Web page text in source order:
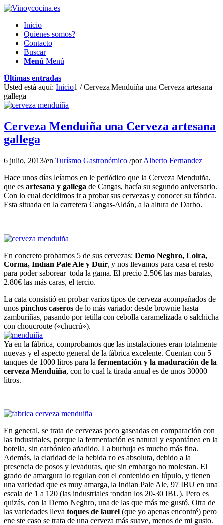
Inicio
Quienes somos?
Contacto
Buscar
Menú Menú
Últimas entradas
Usted está aquí: Inicio1 / Cerveza Menduiña una Cerveza artesana
gallega
Cerveza Menduiña una Cerveza artesana
gallega
6 julio, 2013/en Turísmo Gastronómico /porAlberto Fernandez
Hace unos días leíamos en le periódico que la Cerveza Menduiña,
que es artesana y gallega de Cangas, hacía su segundo aniversario.
Con lo cual decidimos ir a probar sus cervezas y conocer su fábrica.
Esta situada en la carretera Cangas-Aldán, a la altura de Darbo.
En concreto probamos 5 de sus cervezas: Demo Neghro, Loira,
Corma, Indian Pale Ale y Duir, y nos llevamos para casa el resto
para poder saborear toda la gama. El precio 2.50€ las mas baratas,
2.80€ las más caras, el tercio.
La cata consistió en probar varios tipos de cerveza acompañados de
unos pinchos caseros de lo más variado: desde brownie hasta
zamburiñas, pasando por tetilla con cebolla caramelizada o salchicha
con choucroute («chucrú»).
Ya en la fábrica, comprobamos que las instalaciones eran totalmente
nuevas y el aspecto general de la fábrica excelente. Cuentan con 5
tanques de 1000 litros para la fermentación y la maduración de la
cerveza Menduiña, con lo cual la tirada anual es de unos 30000
litros.
En general, se trata de cervezas poco gaseadas en comparación con
las industriales, porque la fermentación es natural y espontánea en la
botella, sin carbónico añadido. La burbuja es mucho más fina.
Además, la claridad de la bebida no es absoluta, debido a la
presencia de posos y levaduras, que sin embargo no molestan. El
grado de amargura lo regulan con el contenido en lúpulo, y tienen
una variedad que es muy amarga, la Indian Pale Ale, 97 IBU en una
escala de 1 a 120 (las industriales rondan los 20-30 IBU). Pero es
quizás, con la Demo Neghro, una de las que más me gustó. Otra de
las variedades lleva toques de laurel (que yo apenas encontré) pero
ene ste caso se trata de una cerveza más suave, menos de mi gusto.